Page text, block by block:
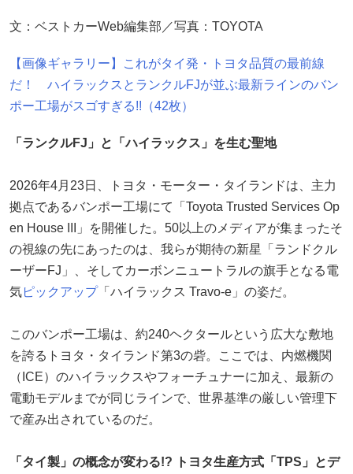
文：ベストカーWeb編集部／写真：TOYOTA
【画像ギャラリー】これがタイ発・トヨタ品質の最前線
だ！ ハイラックスとランクルFJが並ぶ最新ラインのバン
ポー工場がスゴすぎる!!（42枚）
「ランクルFJ」と「ハイラックス」を生む聖地
2026年4月23日、トヨタ・モーター・タイランドは、主力
拠点であるバンポー工場にて「Toyota Trusted Services Op
en House III」を開催した。50以上のメディアが集まったそ
の視線の先にあったのは、我らが期待の新星「ランドクル
ーザーFJ」、そしてカーボンニュートラルの旗手となる電
気ピックアップ「ハイラックス Travo-e」の姿だ。
このバンポー工場は、約240ヘクタールという広大な敷地
を誇るトヨタ・タイランド第3の砦。ここでは、内燃機関
（ICE）のハイラックスやフォーチュナーに加え、最新の
電動モデルまでが同じラインで、世界基準の厳しい管理下
で産み出されているのだ。
「タイ製」の概念が変わる!? トヨタ生産方式「TPS」とデ